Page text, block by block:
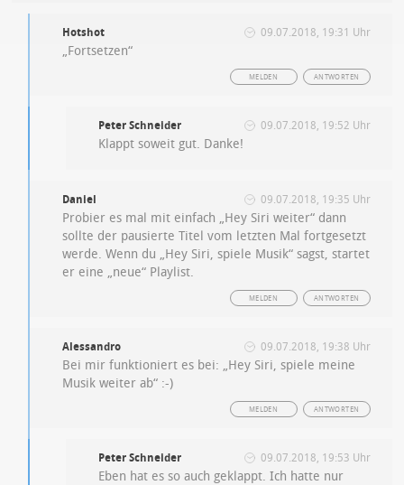
Hotshot 09.07.2018, 19:31 Uhr
„Fortsetzen“
ANTWORTEN
MELDEN
Peter Schneider 09.07.2018, 19:52 Uhr
Klappt soweit gut. Danke!
Daniel 09.07.2018, 19:35 Uhr
Probier es mal mit einfach „Hey Siri weiter“ dann
sollte der pausierte Titel vom letzten Mal fortgesetzt
werde. Wenn du „Hey Siri, spiele Musik“ sagst, startet
er eine „neue“ Playlist.
ANTWORTEN
MELDEN
Alessandro 09.07.2018, 19:38 Uhr
Bei mir funktioniert es bei: „Hey Siri, spiele meine
Musik weiter ab“ :-)
ANTWORTEN
MELDEN
Peter Schneider 09.07.2018, 19:53 Uhr
Eben hat es so auch geklappt. Ich hatte nur